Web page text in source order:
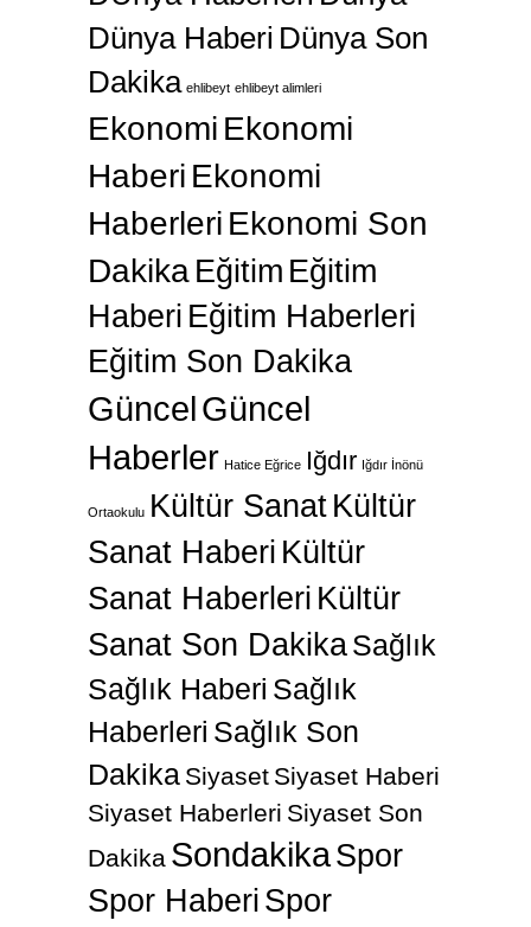
Dünya Haberi Dünya Son
Dakika ehlibeyt ehlibeyt alimleri
Ekonomi Ekonomi
Haberi Ekonomi
Haberleri Ekonomi Son
Dakika Eğitim Eğitim
Haberi Eğitim Haberleri
Eğitim Son Dakika
GüncelGüncel
Haberler Hatice Eğrice Iğdır Iğdır İnönü
Ortaokulu Kültür SanatKültür
Sanat Haberi Kültür
Sanat Haberleri Kültür
Sanat Son DakikaSağlık
Sağlık Haberi Sağlık
Haberleri Sağlık Son
Dakika Siyaset Siyaset Haberi
Siyaset Haberleri Siyaset Son
Dakika SondakikaSpor
Spor Haberi Spor